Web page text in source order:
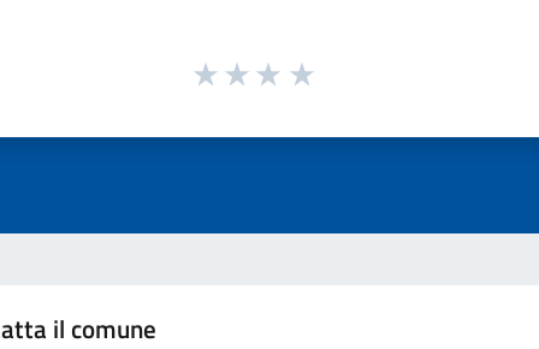
il comune